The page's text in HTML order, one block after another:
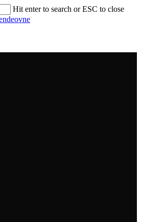
Hit enter to search or ESC to close